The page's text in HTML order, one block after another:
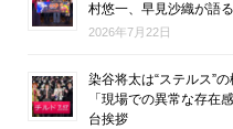
村悠一、早見沙織が語
2026年7月22日
染谷将太は“ステルス”
「現場での異常な存在
台挨拶